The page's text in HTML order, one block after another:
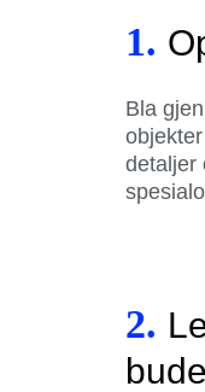
1.
Bla
detaljer
2.